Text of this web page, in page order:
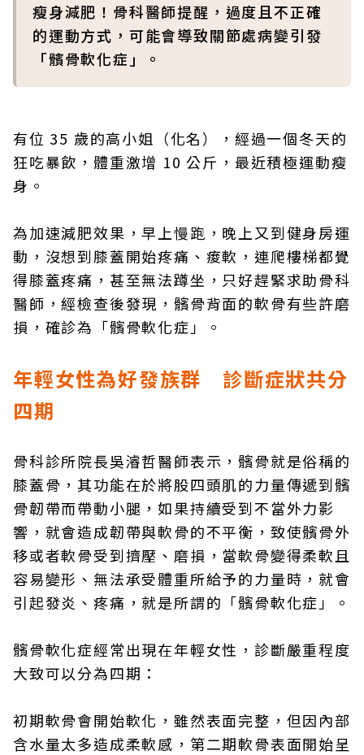
瘦身減肥！骨科醫師提醒，過度且不正確
的運動方式，可能會導致關節處病變引發
「髕骨軟化症」。
有位 35 歲的高小姐（化名），經過一個冬天的
狂吃暴飲，體重激增 10 公斤，最近積極運動瘦
身。
為加速減肥效果，早上慢跑，晚上又到健身房運
動，沒想到膝蓋開始疼痛、痠軟，連爬樓梯都覺
得膝蓋疼痛，甚至無法蹲坐，只好趕緊求助骨科
醫師，經檢查後發現，髕骨背面的軟骨有些許磨
損，確診為「髕骨軟化症」。
年輕女性為好發族群 診斷症狀共分
四期
骨科診所院長吳濬哲醫師表示，髕骨就是俗稱的
膝蓋骨，其功能在於將股四頭肌的力量傳遞到髕
骨韌帶而帶動小腿，如果持續受到不當外力影
響，就會造成韌帶與軟骨的不平衡，致使髕骨外
移或者軟骨受到擠壓、磨損，當軟骨變得柔軟且
容易變形、無法承受體重所給予的力量時，就會
引起發炎、疼痛，就是所謂的「髕骨軟化症」。
髕骨軟化症經常出現在年輕女性，診斷嚴重程度
大致可以分為四期：
初期軟骨會開始軟化，雖然表面完整，但因內部
含水量太多造成柔軟感，第二期軟骨表面開始呈